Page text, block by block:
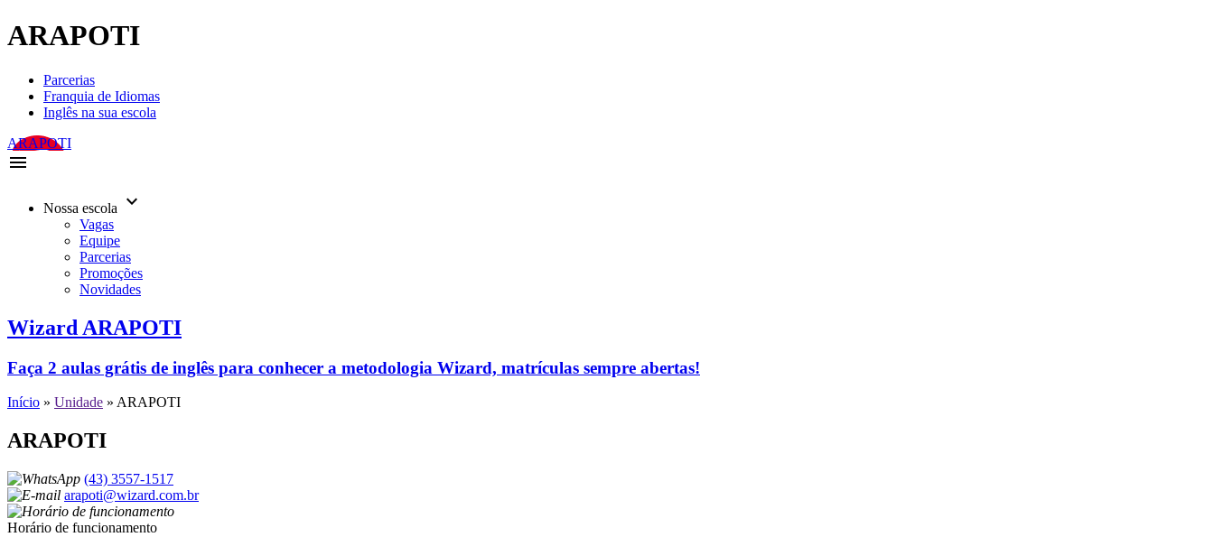
ARAPOTI
Parcerias
Franquia de Idiomas
Inglês na sua escola
ARAPOTI
menu
Nossa escola keyboard_arrow_down
Vagas
Equipe
Parcerias
Promoções
Novidades
Wizard ARAPOTI
Faça 2 aulas grátis de inglês para conhecer a metodologia Wizard, matrículas sempre abertas!
Início » Unidade » ARAPOTI
ARAPOTI
(43) 3557-1517
arapoti@wizard.com.br
Horário de funcionamento